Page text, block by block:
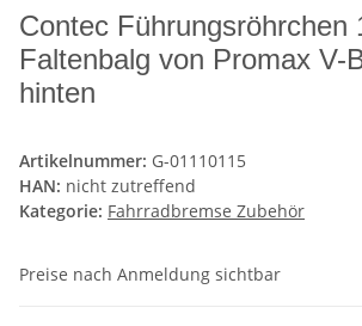
Contec Führungsröhrchen
Faltenbalg von Promax V-
hinten
Artikelnummer: G-01110115
HAN: nicht zutreffend
Kategorie: Fahrradbremse Zubehör
Preise nach Anmeldung sichtbar